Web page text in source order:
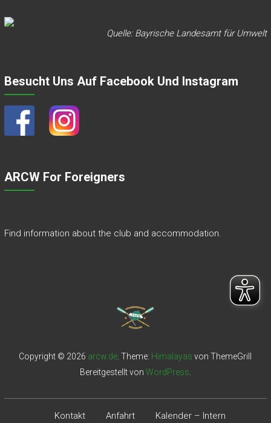
Quelle: Bayrische Landesamt für Umwelt
Besucht Uns Auf Facebook Und Instagram
ARCW For Foreigners
Find information about the club and accommodation.
Copyright © 2026 arcw.de . Theme: Himalayas von ThemeGrill
Bereitgestellt von WordPress
Kontakt Anfahrt Kalender – Intern